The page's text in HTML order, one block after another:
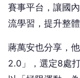
賽事平台，讓國
流學習，提升整體
蔣萬安也分享，
2.0」，選定8處